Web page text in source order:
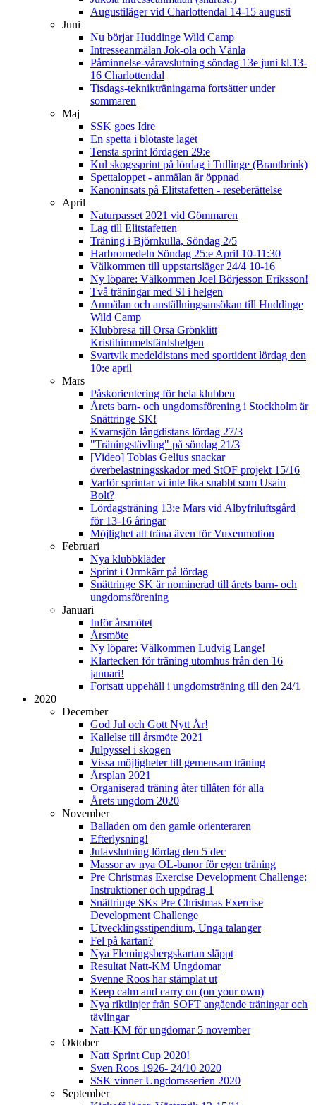
Augustiläger vid Charlottendal 14-15 augusti
Juni
Nu börjar Huddinge Wild Camp
Intresseanmälan Jok-ola och Vänla
Påminnelse-våravslutning söndag 13e juni kl.13-
16 Charlottendal
Tisdags-teknikträningarna fortsätter under
sommaren
Maj
SSK goes Idre
En spetta i blötaste laget
Tensta sprint lördagen 29:e
Kul skogssprint på lördag i Tullinge (Brantbrink)
Spettaloppet - anmälan är öppnad
Kanoninsats på Elitstafetten - reseberättelse
April
Naturpasset 2021 vid Gömmaren
Lag till Elitstafetten
Träning i Björnkulla, Söndag 2/5
Harbromedeln Söndag 25:e April 10-11:30
Välkommen till uppstartsläger 24/4 10-16
Ny löpare: Välkommen Joel Börjesson Eriksson!
Två träningar med SI i helgen
Anmälan och anställningsansökan till Huddinge
Wild Camp
Klubbresa till Orsa Grönklitt
Kristihimmelsfärdshelgen
Svartvik medeldistans med sportident lördag den
10:e april
Mars
Påskorientering för hela klubben
Årets barn- och ungdomsförening i Stockholm är
Snättringe SK!
Kvarnsjön långdistans lördag 27/3
"Träningstävling" på söndag 21/3
[Video] Tobias Gelius snackar
överbelastningsskador med StOF projekt 15/16
Varför sprintar vi inte lika snabbt som Usain
Bolt?
Lördagsträning 13:e Mars vid Albyfriluftsgård
för 13-16 åringar
Möjlighet att träna även för Vuxenmotion
Februari
Nya klubbkläder
Sprint i Ormkärr på lördag
Snättringe SK är nominerad till årets barn- och
ungdomsförening
Januari
Inför årsmötet
Årsmöte
Ny löpare: Välkommen Ludvig Lange!
Klartecken för träning utomhus från den 16
januari!
Fortsatt uppehåll i ungdomsträning till den 24/1
2020
December
God Jul och Gott Nytt År!
Kallelse till årsmöte 2021
Julpyssel i skogen
Vissa möjligheter till gemensam träning
Årsplan 2021
Organiserad träning åter tillåten för alla
Årets ungdom 2020
November
Balladen om den gamle orienteraren
Efterlysning!
Julavslutning lördag den 5 dec
Massor av nya OL-banor för egen träning
Pre Christmas Exercise Development Challenge:
Instruktioner och uppdrag 1
Snättringe SKs Pre Christmas Exercise
Development Challenge
Utvecklingsstipendium, Unga talanger
Fel på kartan?
Nya Flemingsbergskartan släppt
Resultat Natt-KM Ungdomar
Svenne Roos har stämplat ut
Keep calm and carry on (on your own)
Nya riktlinjer från SOFT angående träningar och
tävlingar
Natt-KM för ungdomar 5 november
Oktober
Natt Sprint Cup 2020!
Sven Roos 1926- 24/10 2020
SSK vinner Ungdomsserien 2020
September